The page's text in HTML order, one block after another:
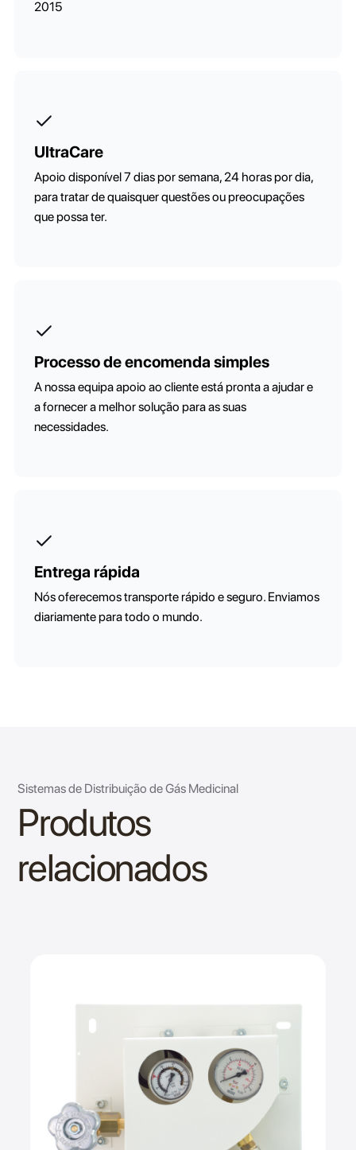
2015
UltraCare
Apoio disponível 7 dias por semana, 24 horas por dia,
para tratar de quaisquer questões ou preocupações
que possa ter.
Processo de encomenda simples
A nossa equipa apoio ao cliente está pronta a ajudar e
a fornecer a melhor solução para as suas
necessidades.
Entrega rápida
Nós oferecemos transporte rápido e seguro. Enviamos
diariamente para todo o mundo.
Sistemas de Distribuição de Gás Medicinal
Produtos
relacionados